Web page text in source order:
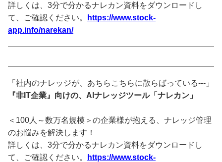
詳しくは、3分で分かるナレカン資料をダウンロードし
て、ご確認ください。
https://www.stock-
app.info/narekan/
「社内のナレッジが、あちらこちらに散らばっている---」
『非IT企業』向けの、AIナレッジツール「ナレカン」
＜100人～数万名規模＞の企業様が抱える、ナレッジ管理
のお悩みを解決します！
詳しくは、3分で分かるナレカン資料をダウンロードし
て、ご確認ください。
https://www.stock-